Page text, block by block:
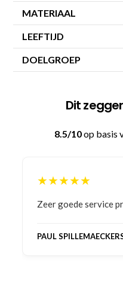
MATERIAAL
LEEFTIJD
DOELGROEP
Dit
8.5/10op basis
★★★★★
Bestelling gedaan
bestelling al